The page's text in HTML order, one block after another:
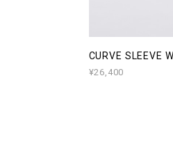
CURVE SLEEVE
¥26,400